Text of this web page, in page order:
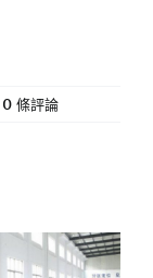
0 條評論